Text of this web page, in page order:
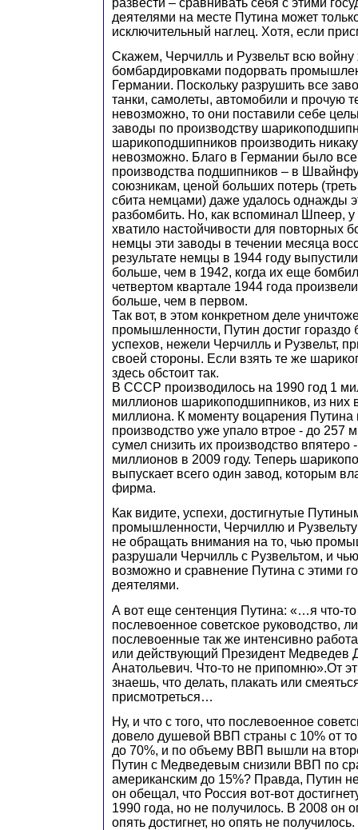
деятелями на месте Путина может
исключительный наглец. Хотя, если
Скажем, Черчилль и Рузвельт всю войну
бомбардировками подорвать
Германии. Поскольку разрушить все
танки, самолеты, автомобили и прочую
невозможно, то они поставили себе
заводы по производству
шарикоподшипников производить
невозможно. Благо в Германии было
производства подшипников – в
союзникам, ценой больших потерь
сбита немцами) даже удалось однажды
разбомбить. Но, как вспоминал Шпеер, у
хватило настойчивости для повторных
немцы эти заводы в течении месяца
результате немцы в 1944 году
больше, чем в 1942, когда их еще
четвертом квартале 1944 года
больше, чем в первом.
Так вот, в этом конкретном деле
промышленности, Путин достиг
успехов, нежели Черчилль и Рузвельт,
своей стороны. Если взять те же
здесь обстоит так.
В СССР производилось на 1990 год 1
миллионов шарикоподшипников, из них
миллиона. К моменту воцарения
производство уже упало втрое - до 257
сумел снизить их производство впятеро
миллионов в 2009 году. Теперь
выпускает всего один завод, которым
фирма.
Как видите, успехи, достигнутые
промышленности, Черчиллю и
не обращать внимания на то, чью
разрушали Черчилль с Рузвельтом, и
возможно и сравнение Путина с этими
деятелями.
А вот еще сентенция Путина: «…я что-
послевоенное советское руководство,
послевоенные так же интенсивно
или действующий Президент Медведев
Анатольевич. Что-то не припомню».От
знаешь, что делать, плакать или
присмотреться…
Ну, и что с того, что послевоенное
довело душевой ВВП страны с 10% от
до 70%, и по объему ВВП вышли на
Путин с Медведевым снизили ВВП по
американским до 15%? Правда, Путин
он обещал, что Россия вот-вот
1990 года, но не получилось. В 2008 он
опять достигнет, но опять не